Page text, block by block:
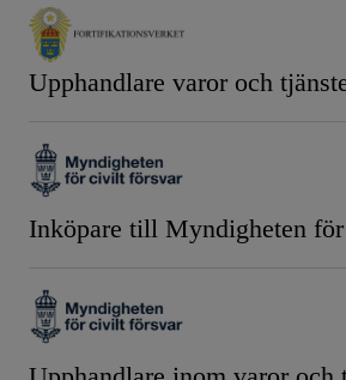
Upphandlare varor och
Inköpare till Myndigheten